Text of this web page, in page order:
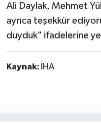
Ali Daylak, Mehmet
ayrıca teşekkür
duyduk" ifadelerine
Kaynak: İHA